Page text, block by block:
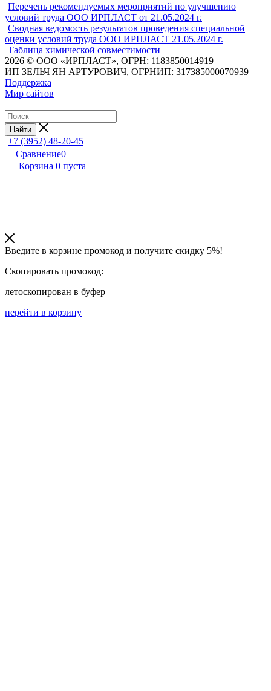
Перечень рекомендуемых мероприятий по улучшению
условий труда ООО ИРПЛАСТ от 21.05.2024 г.
Сводная ведомость результатов проведения специальной
оценки условий труда ООО ИРПЛАСТ 21.05.2024 г.
Таблица химической совместимости
2026 © ООО «ИРПЛАСТ», ОГРН: 1183850014919
ИП ЗЕЛЬЧ ЯН АРТУРОВИЧ, ОГРНИП: 317385000070939
Поддержка
Мир сайтов
Найти
+7 (3952) 48-20-45
Сравнение0
Корзина 0 пуста
Введите в корзине промокод и получите скидку 5%!
Скопировать промокод:
летоскопирован в буфер
перейти в корзину